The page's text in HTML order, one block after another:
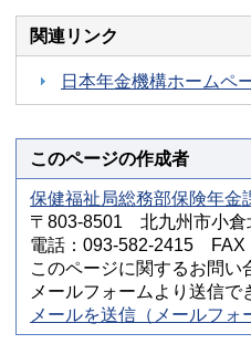
関連リンク
日本年金機構ホームペ
このページの作成者
保健福祉局総務部保険年金
〒803-8501 北九州市小倉
電話：093-582-2415 FAX
このページに関するお問
メールフォームより送信で
メールを送信（メールフォ